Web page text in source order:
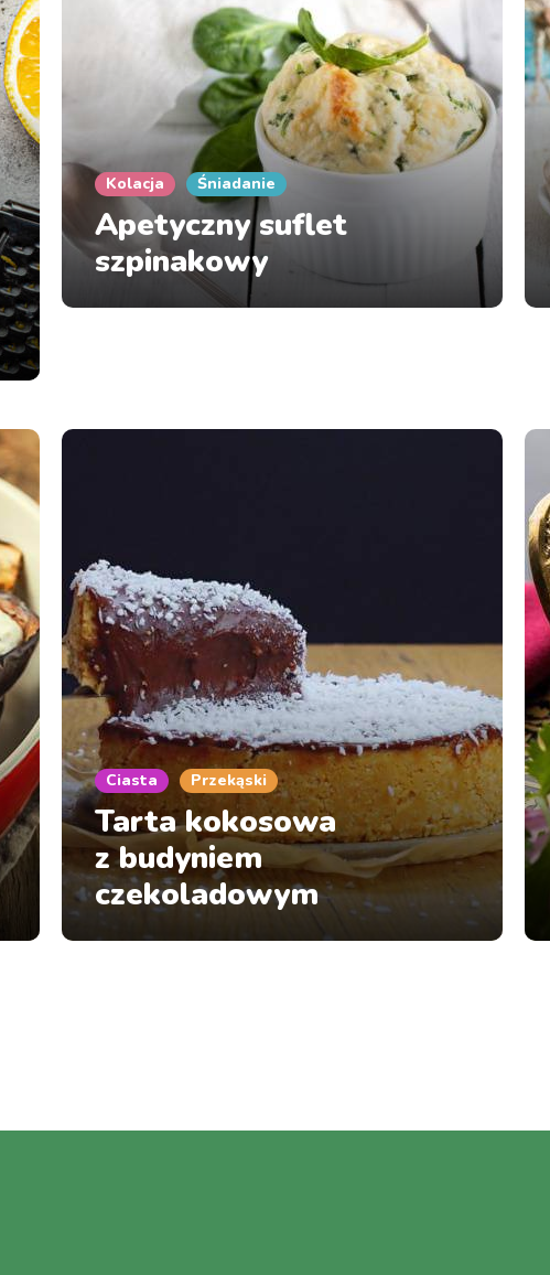
Kolacja Śniadanie
Apetyczny suflet
szpinakowy
Ciasta Przekąski
Tarta kokosowa
z budyniem
czekoladowym